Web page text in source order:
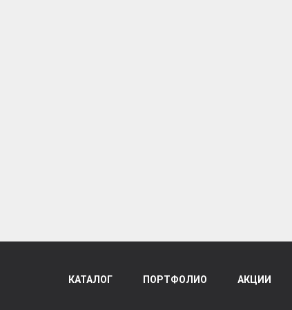
КАТАЛОГ ПОРТФОЛИО АКЦИИ